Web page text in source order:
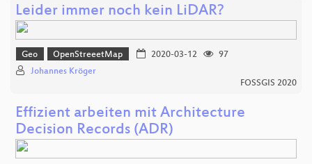
Leider immer noch kein LiDAR?
Geo OpenStreeetMap 2020-03-12
97
Johannes Kröger
FOSSGIS 2020
Effizient arbeiten mit Architecture
Decision Records (ADR)